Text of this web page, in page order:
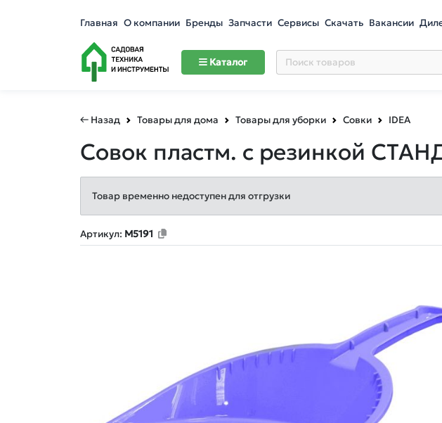
Главная О компании Бренды Запчасти Сервисы Скачать Вакансии
Каталог
← Назад Товары для дома Товары для уборки Совки IDEA
Совок пластм. с резинкой
Товар временно недоступен для отгрузки
Артикул: М5191